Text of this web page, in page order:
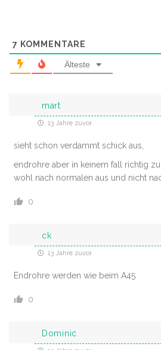
7 KOMMENTARE
Älteste
mart
13 Jahre zuvor
sieht schon verdammt schick aus,
endrohre aber in keinem fall richtig
wohl nach normalen aus und nicht
0
ck
13 Jahre zuvor
Endrohre werden wie beim A45
0
Dominic